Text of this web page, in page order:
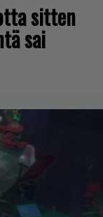
sitten
sai